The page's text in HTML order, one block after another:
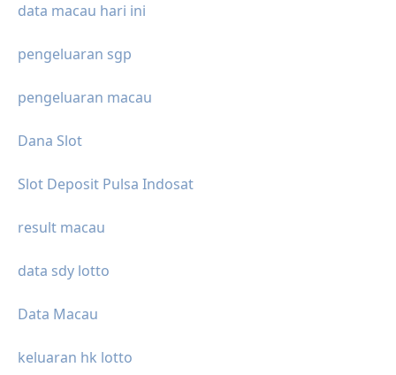
data macau hari ini
pengeluaran sgp
pengeluaran macau
Dana Slot
Slot Deposit Pulsa Indosat
result macau
data sdy lotto
Data Macau
keluaran hk lotto